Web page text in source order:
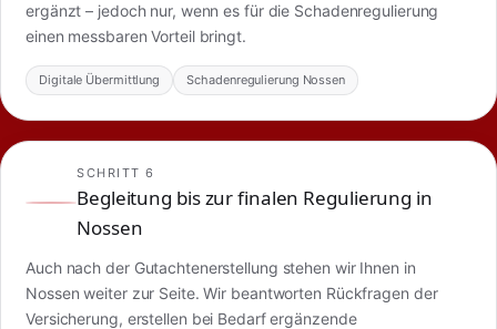
ergänzt – jedoch nur, wenn es für die Schadenregulierung
einen messbaren Vorteil bringt.
Digitale Übermittlung Schadenregulierung Nossen
SCHRITT 6
Begleitung bis zur finalen Regulierung in
Nossen
Auch nach der Gutachtenerstellung stehen wir Ihnen in
Nossen weiter zur Seite. Wir beantworten Rückfragen der
Versicherung, erstellen bei Bedarf ergänzende